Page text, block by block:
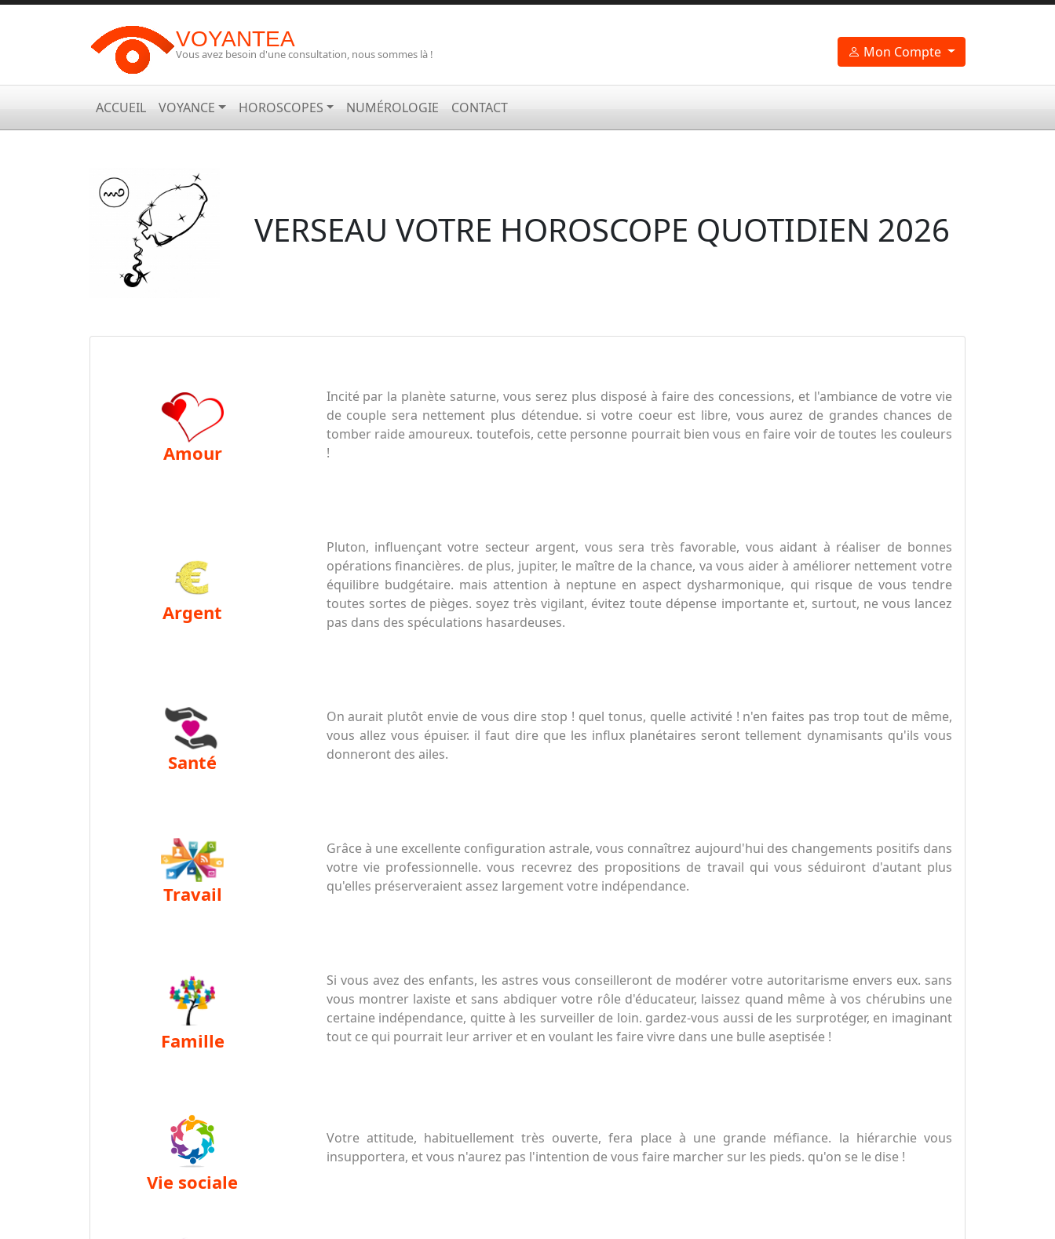
VOYANTEA
Vous avez besoin d'une consultation, nous sommes là ! Mon Compte
ACCUEIL VOYANCE HOROSCOPES NUMÉROLOGIE CONTACT
VERSEAU VOTRE HOROSCOPE QUOTIDIEN 2026
amour
Incité par la planète saturne, vous serez plus disposé à faire des concessions, et l'ambiance de votre vie
de couple sera nettement plus détendue. si votre coeur est libre, vous aurez de grandes chances de
tomber raide amoureux. toutefois, cette personne pourrait bien vous en faire voir de toutes les couleurs
!
argent
Pluton, influençant votre secteur argent, vous sera très favorable, vous aidant à réaliser de bonnes
opérations financières. de plus, jupiter, le maître de la chance, va vous aider à améliorer nettement votre
équilibre budgétaire. mais attention à neptune en aspect dysharmonique, qui risque de vous tendre
toutes sortes de pièges. soyez très vigilant, évitez toute dépense importante et, surtout, ne vous lancez
pas dans des spéculations hasardeuses.
santé
On aurait plutôt envie de vous dire stop ! quel tonus, quelle activité ! n'en faites pas trop tout de même,
vous allez vous épuiser. il faut dire que les influx planétaires seront tellement dynamisants qu'ils vous
donneront des ailes.
travail
Grâce à une excellente configuration astrale, vous connaîtrez aujourd'hui des changements positifs dans
votre vie professionnelle. vous recevrez des propositions de travail qui vous séduiront d'autant plus
qu'elles préserveraient assez largement votre indépendance.
famille
Si vous avez des enfants, les astres vous conseilleront de modérer votre autoritarisme envers eux. sans
vous montrer laxiste et sans abdiquer votre rôle d'éducateur, laissez quand même à vos chérubins une
certaine indépendance, quitte à les surveiller de loin. gardez-vous aussi de les surprotéger, en imaginant
tout ce qui pourrait leur arriver et en voulant les faire vivre dans une bulle aseptisée !
vie sociale
Votre attitude, habituellement très ouverte, fera place à une grande méfiance. la hiérarchie vous
insupportera, et vous n'aurez pas l'intention de vous faire marcher sur les pieds. qu'on se le dise !